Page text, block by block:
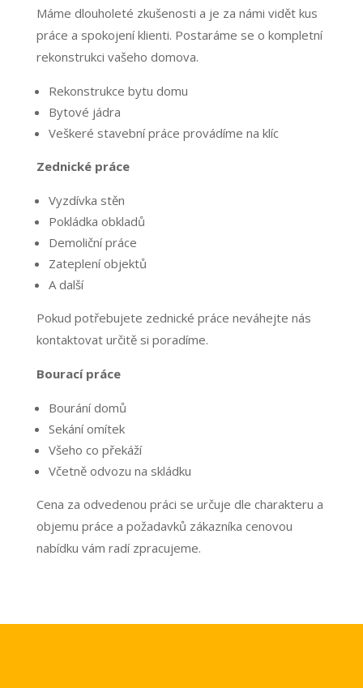
Máme dlouholeté zkušenosti a je za námi vidět kus
práce a spokojení klienti. Postaráme se o kompletní
rekonstrukci vašeho domova.
Rekonstrukce bytu domu
Bytové jádra
Veškeré stavební práce provádíme na klíc
Zednické práce
Vyzdívka stěn
Pokládka obkladů
Demoliční práce
Zateplení objektů
A další
Pokud potřebujete zednické práce neváhejte nás
kontaktovat určitě si poradíme.
Bourací práce
Bourání domů
Sekání omítek
Všeho co překáží
Včetně odvozu na skládku
Cena za odvedenou práci se určuje dle charakteru a
objemu práce a požadavků zákazníka cenovou
nabídku vám radí zpracujeme.